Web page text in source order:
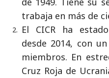
trabaja en más de
El CICR ha
desde 2014, con
miembros. En
Cruz Roja de